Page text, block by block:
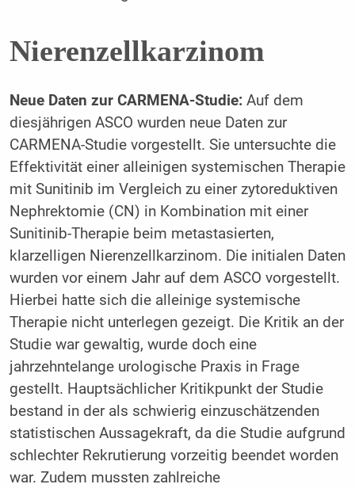
Nierenzellkarzinom
Neue Daten zur CARMENA-Studie:Auf dem
diesjährigen ASCO wurden neue Daten zur
CARMENA-Studie vorgestellt. Sie untersuchte die
Effektivität einer alleinigen systemischen Therapie
mit Sunitinib im Vergleich zu einer zytoreduktiven
Nephrektomie (CN) in Kombination mit einer
Sunitinib-Therapie beim metastasierten,
klarzelligen Nierenzellkarzinom. Die initialen Daten
wurden vor einem Jahr auf dem ASCO vorgestellt.
Hierbei hatte sich die alleinige systemische
Therapie nicht unterlegen gezeigt. Die Kritik an der
Studie war gewaltig, wurde doch eine
jahrzehntelange urologische Praxis in Frage
gestellt. Hauptsächlicher Kritikpunkt der Studie
bestand in der als schwierig einzuschätzenden
statistischen Aussagekraft, da die Studie aufgrund
schlechter Rekrutierung vorzeitig beendet worden
war. Zudem mussten zahlreiche